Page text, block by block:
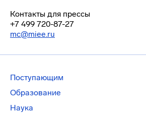
Контакты для прессы
+7 499 720-87-27
mc@miee.ru
Поступающим
Образование
Наука